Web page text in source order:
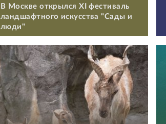
В Москве открылся XI фестиваль
ландшафтного искусства "Сады и
люди"